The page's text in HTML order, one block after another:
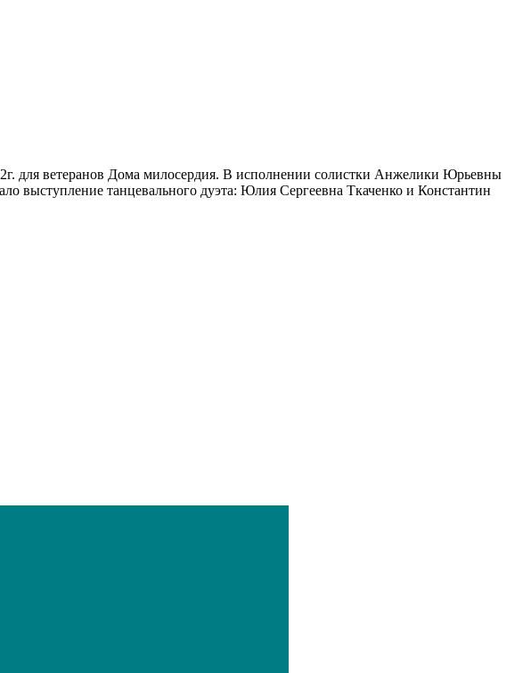
для ветеранов Дома милосердия. В исполнении солистки Анжелики Юрьевны
выступление танцевального дуэта: Юлия Сергеевна Ткаченко и Константин